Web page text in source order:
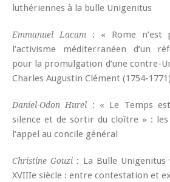
luthériennes à la bulle Unigenitus
Emmanuel Lacam: « Rome n’est
l’activisme méditerranéen d’un
pour la promulgation d’une contre-
Charles Augustin Clément (1754-
Daniel-Odon Hurel : « Le Temps
silence et de sortir du cloître » :
l’appel au concile général
Christine Gouzi : La Bulle Unigenitus
XVIIIe siècle : entre contestation et